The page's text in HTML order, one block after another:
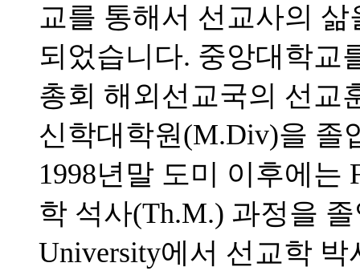
교를 통해서 선교사의
되었습니다. 중앙대학교
총회 해외선교국의 선교
신학대학원(M.Div)을 졸
1998년말 도미 이후에는
학 석사(Th.M.) 과정을
University에서 선교학